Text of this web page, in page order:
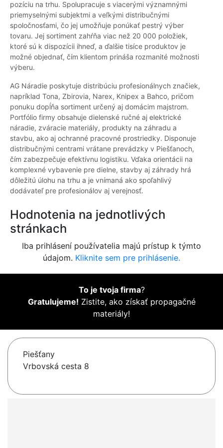
pozíciu na trhu. Spolupracuje s viacerými významnými
priemyselnými subjektmi a veľkými distribučnými
spoločnosťami, čo jej umožňuje ponúkať pestrý výber
tovaru. Jej sortiment zahŕňa viac než 20 000 položiek,
ktoré sú k dispozícii ihneď, a ďalšie tisíce produktov je
možné objednať, čím klientom prináša rozmanité možnosti
výberu.
AG Náradie poskytuje distribúciu profesionálnych značiek,
napríklad Tona, Zbirovia, Narex, Knipex a Bahco, pričom
ponuku dopĺňa sortiment určený aj domácim majstrom.
Portfólio firmy obsahuje dielenské ručné aj elektrické
náradie, zváracie materiály, produkty na záhradu a
stavbu, ako aj ochranné pracovné prostriedky. Disponuje
distribučnými centrami vrátane prevádzky v Piešťanoch,
čím zabezpečuje efektívnu logistiku. Vďaka orientácii na
komplexné vybavenie pre dielne, stavby aj záhrady hrá
dôležitú úlohu na trhu a je vnímaná ako spoľahlivý
dodávateľ pre profesionálov aj verejnosť.
Hodnotenia na jednotlivých
stránkach
Iba prihlásení používatelia majú prístup k týmto
údajom. Kliknite sem pre prihlásenie.
To je tvoja firma?
Gratulujeme! Zistite, ako získať propagačné
materiály!
Piešťany
Vrbovská cesta 8